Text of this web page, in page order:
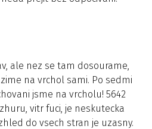
ale nez se tam dosourame,
na vrchol sami. Po sedmi
jsme na vrcholu! 5642
vitr fuci, je neskutecka
do vsech stran je uzasny.